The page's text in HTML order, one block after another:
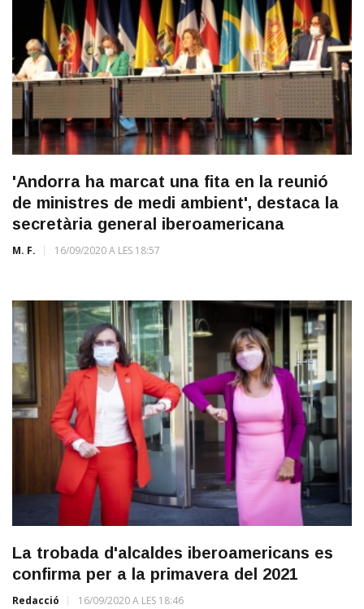
'Andorra ha marcat una fita en la reunió
de ministres de medi ambient', destaca la
secretària general iberoamericana
M. F. 16/09/2020 A LES 18:57
La trobada d'alcaldes iberoamericans es
confirma per a la primavera del 2021
Redacció 16/09/2020 A LES 18:46